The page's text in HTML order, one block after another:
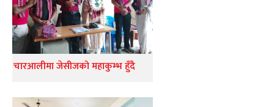
चारआलीमा जेसीजको महाकुम्भ हुँदै